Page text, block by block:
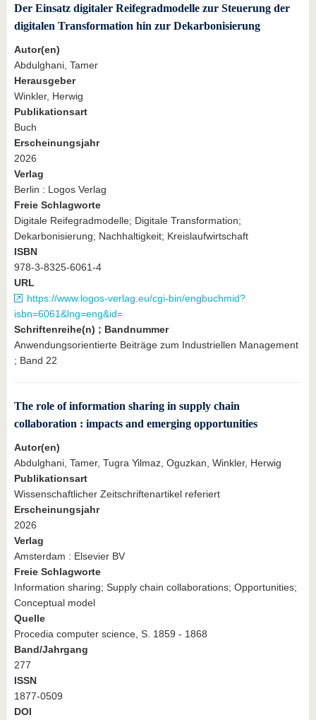
Der Einsatz digitaler Reifegradmodelle zur Steuerung der
digitalen Transformation hin zur Dekarbonisierung
Autor(en)
Abdulghani, Tamer
Herausgeber
Winkler, Herwig
Publikationsart
Buch
Erscheinungsjahr
2026
Verlag
Berlin : Logos Verlag
Freie Schlagworte
Digitale Reifegradmodelle; Digitale Transformation;
Dekarbonisierung; Nachhaltigkeit; Kreislaufwirtschaft
ISBN
978-3-8325-6061-4
URL
https://www.logos-verlag.eu/cgi-bin/engbuchmid?
isbn=6061&lng=eng&id=
Schriftenreihe(n) ; Bandnummer
Anwendungsorientierte Beiträge zum Industriellen Management
; Band 22
The role of information sharing in supply chain
collaboration : impacts and emerging opportunities
Autor(en)
Abdulghani, Tamer, Tugra Yilmaz, Oguzkan, Winkler, Herwig
Publikationsart
Wissenschaftlicher Zeitschriftenartikel referiert
Erscheinungsjahr
2026
Verlag
Amsterdam : Elsevier BV
Freie Schlagworte
Information sharing; Supply chain collaborations; Opportunities;
Conceptual model
Quelle
Procedia computer science, S. 1859 - 1868
Band/Jahrgang
277
ISSN
1877-0509
DOI